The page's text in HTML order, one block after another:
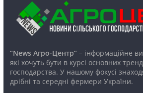
“News Агро-Центр”– інформаційне
які хочуть бути в курсі основних
господарства. У нашому фокусі
дрібні та середні фермери України.